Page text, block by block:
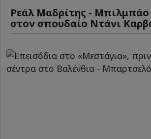
Ρεάλ Μαδρίτης - Μπιλμπάο
στον σπουδαίο Ντάνι